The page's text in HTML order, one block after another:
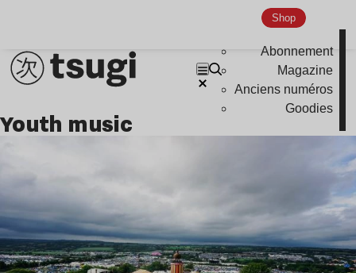
Shop
Abonnement
Magazine
Anciens numéros
Goodies
youth music